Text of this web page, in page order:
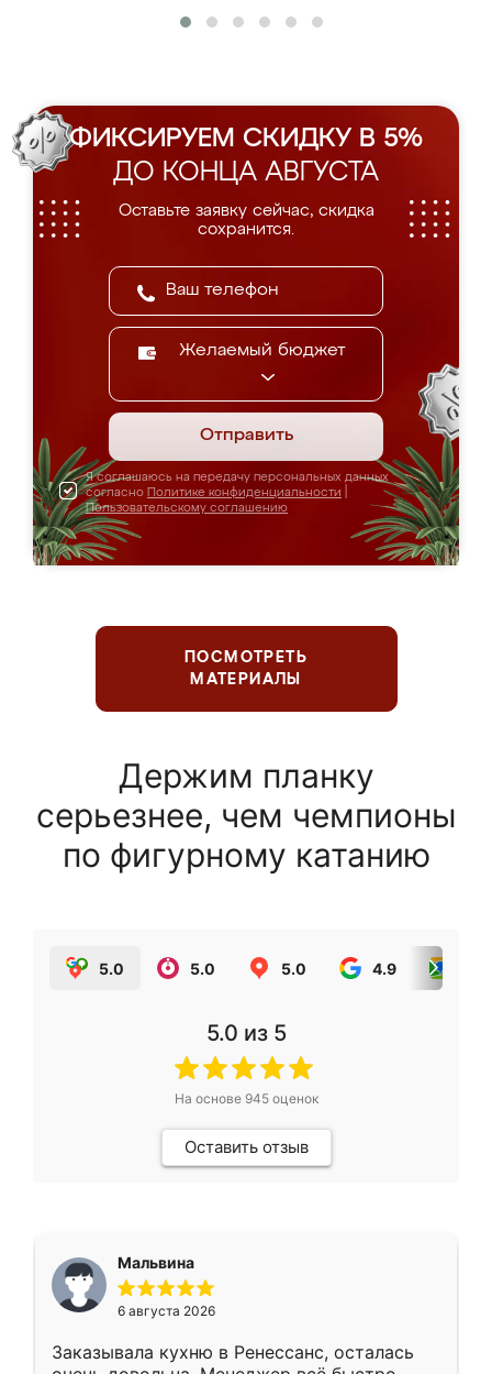
ФИКСИРУЕМ СКИДКУ В 5%
ДО КОНЦА АВГУСТА
Оставьте заявку сейчас, скидка
сохранится.
Желаемый бюджет
Отправить
Я соглашаюсь на передачу персональных данных
согласно Политике конфиденциальности
Пользовательскому соглашению
ПОСМОТРЕТЬ
МАТЕРИАЛЫ
Держим планку
серьезнее, чем чемпионы
по фигурному катанию
5.0 5.0 5.0 4.9
5.0 из 5
На основе 945оценок
Оставить отзыв
Мальвина
6 августа 2026
Заказывала кухню в Ренессанс, осталась